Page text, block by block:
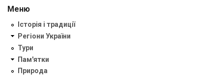
Меню
Історія і традиції
Регіони України
Тури
Пам'ятки
Природа